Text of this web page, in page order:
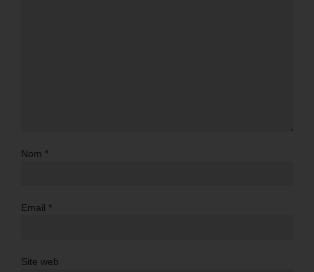
Nom *
Email *
Site web